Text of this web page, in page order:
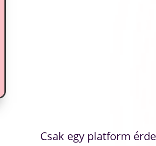
Csak egy platform